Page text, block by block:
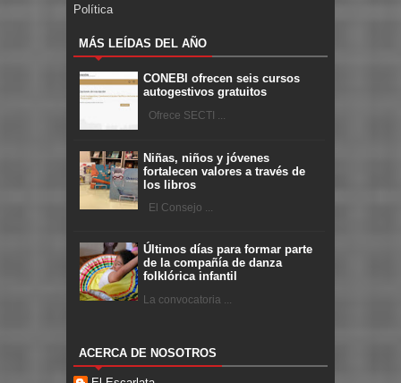
Política
MÁS LEÍDAS DEL AÑO
CONEBI ofrecen seis cursos
autogestivos gratuitos
Ofrece SECTI ...
Niñas, niños y jóvenes
fortalecen valores a través de
los libros
El Consejo ...
Últimos días para formar parte
de la compañía de danza
folklórica infantil
La convocatoria ...
ACERCA DE NOSOTROS